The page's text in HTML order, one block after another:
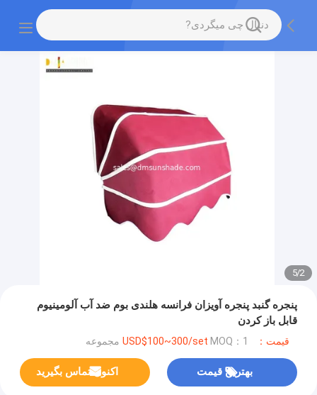
2
/
5
پنجره گنبد پنجره آویزان فرانسه هلندی بوم ضد آب آلومینیوم
قابل باز کردن
قیمت：USD$100~300/set MOQ：1 مجموعه
بهترین قیمت اکنون تماس بگیرید